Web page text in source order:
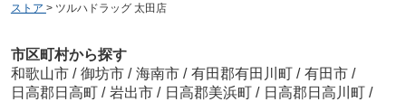
ストア > ツルハドラッグ 太田店
市区町村から探す
和歌山市 / 御坊市 / 海南市 / 有田郡有田川町 / 有田市 /
日高郡日高町 / 岩出市 / 日高郡美浜町 / 日高郡日高川町 /